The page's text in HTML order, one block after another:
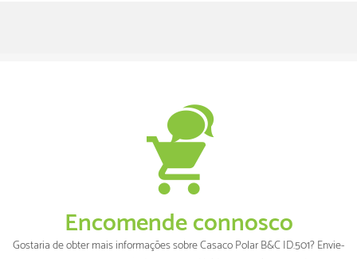
Encomende connosco
Gostaria de obter mais informações sobre Casaco Polar B&C ID.501? Envie-